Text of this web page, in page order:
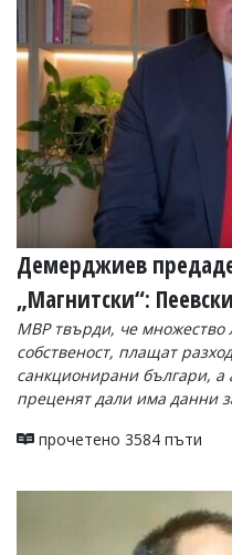
се
въвеждат
от
читателите
редакцията
не
носи
отговорност
за
тях!
откриете
обиден
вас
коментар,
моля
сигнализирайте
Демерджиев
„Магнитски“:
МВР твърди, че множество
собственост, плащат
санкционирани българи, а
преценят дали има данни
прочетено 3584 пъти